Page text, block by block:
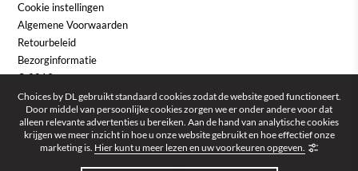
Cookie instellingen
Algemene Voorwaarden
Retourbeleid
Bezorginformatie
© 2019 -
Choices by DL gebruikt standaard cookies zodat de website goed functioneert.
Door middel van persoonlijke cookies zorgen we er onder andere voor dat
alleen relevante advertenties u bereiken. Aan de hand van analytische cookies
krijgen we meer inzicht in hoe u onze website gebruikt en hoe effectief onze
marketing is. Hier kunt u meer lezen en uw voorkeuren opgeven.